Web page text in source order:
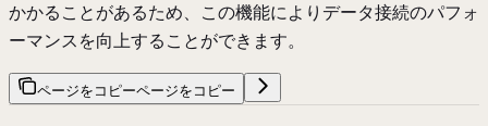
かかることがあるため、この機能によりデータ接続のパフォ
ーマンスを向上することができます。
ページをコピーページをコピー